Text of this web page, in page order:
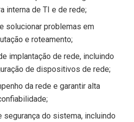
interna de TI e de rede;
solucionar problemas em
e roteamento;
implantação de rede, incluindo
de dispositivos de rede;
da rede e garantir alta
do sistema, incluindo